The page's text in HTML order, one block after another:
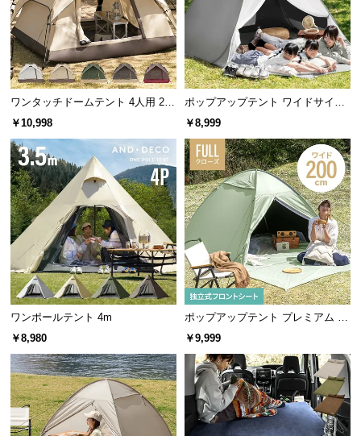
知
ら
せ
ブ
ロ
グ
企
業
情
報
ワンタッチドームテント 4人用 2.1
m ブラックコーティング
￥10,998
ポップアップテント ワイドサイズ
2m
￥8,999
ワンポールテント 4m
￥8,980
ポップアップテント プレミアム 1.
8m/2m
￥9,999